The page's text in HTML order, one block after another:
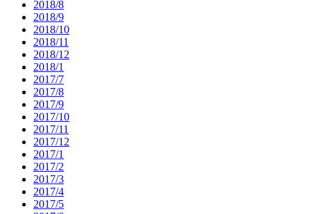
2018/8
2018/9
2018/10
2018/11
2018/12
2018/1
2017/7
2017/8
2017/9
2017/10
2017/11
2017/12
2017/1
2017/2
2017/3
2017/4
2017/5